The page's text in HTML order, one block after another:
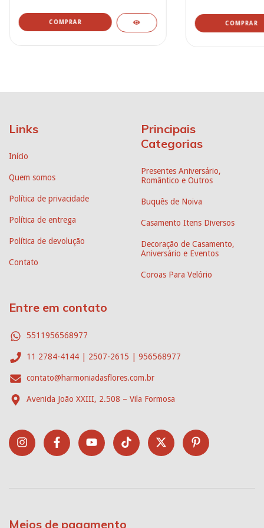
Links
Início
Quem somos
Política de privacidade
Política de entrega
Política de devolução
Contato
Principais
Categorias
Presentes Aniversário,
Romântico e Outros
Buquês de Noiva
Casamento Itens Diversos
Decoração de Casamento,
Aniversário e Eventos
Coroas Para Velório
Entre em contato
5511956568977
11 2784-4144 | 2507-2615 | 956568977
contato@harmoniadasflores.com.br
Avenida João XXIII, 2.508 – Vila Formosa
Meios de pagamento